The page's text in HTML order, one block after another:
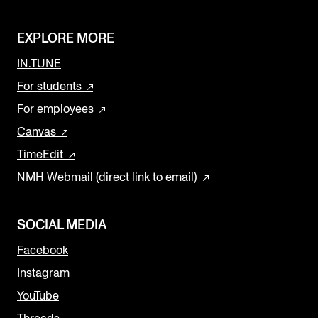
EXPLORE MORE
IN.TUNE
For students
For employees
Canvas
TimeEdit
NMH Webmail (direct link to email)
SOCIAL MEDIA
Facebook
Instagram
YouTube